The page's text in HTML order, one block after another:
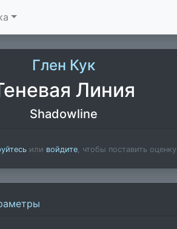
Глен Кук
Линия
Shadowline
или войдите, чтобы поставить оценку